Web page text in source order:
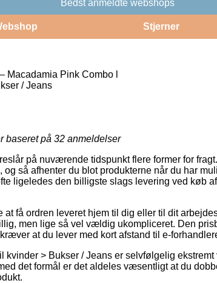
Bedst anmeldte webshops
Stjerner
Macadamia Pink Combo l
/ Jeans
baseret på 32 anmeldelser
på nuværende tidspunkt flere former for
og så afhenter du blot produkterne når du har
ligeledes den billigste slags levering ved køb
få ordren leveret hjem til dig eller til dit
men lige så vel vældig ukompliceret. Den
at du lever med kort afstand til e-
kvinder > Bukser / Jeans er selvfølgelig
det formål er det aldeles væsentligt at du